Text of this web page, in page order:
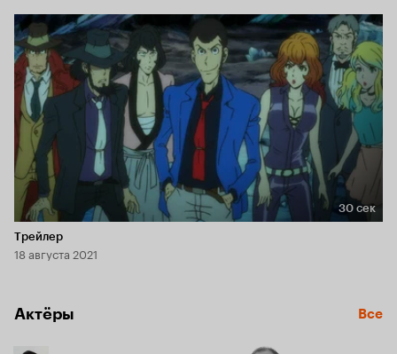
Длительность 30 сек
30 сек
Трейлер
18 августа 2021
Актёры Все